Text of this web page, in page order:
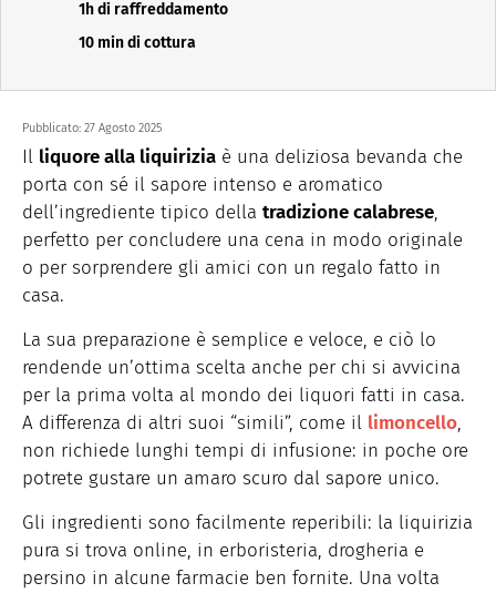
1h di raffreddamento
10 min di cottura
Pubblicato: 27 Agosto 2025
Il liquore alla liquirizia è una deliziosa bevanda che
porta con sé il sapore intenso e aromatico
dell’ingrediente tipico della tradizione calabrese,
perfetto per concludere una cena in modo originale
o per sorprendere gli amici con un regalo fatto in
casa.
La sua preparazione è semplice e veloce, e ciò lo
rendende un’ottima scelta anche per chi si avvicina
per la prima volta al mondo dei liquori fatti in casa.
A differenza di altri suoi “simili”, come il limoncello,
non richiede lunghi tempi di infusione: in poche ore
potrete gustare un amaro scuro dal sapore unico.
Gli ingredienti sono facilmente reperibili: la liquirizia
pura si trova online, in erboristeria, drogheria e
persino in alcune farmacie ben fornite. Una volta